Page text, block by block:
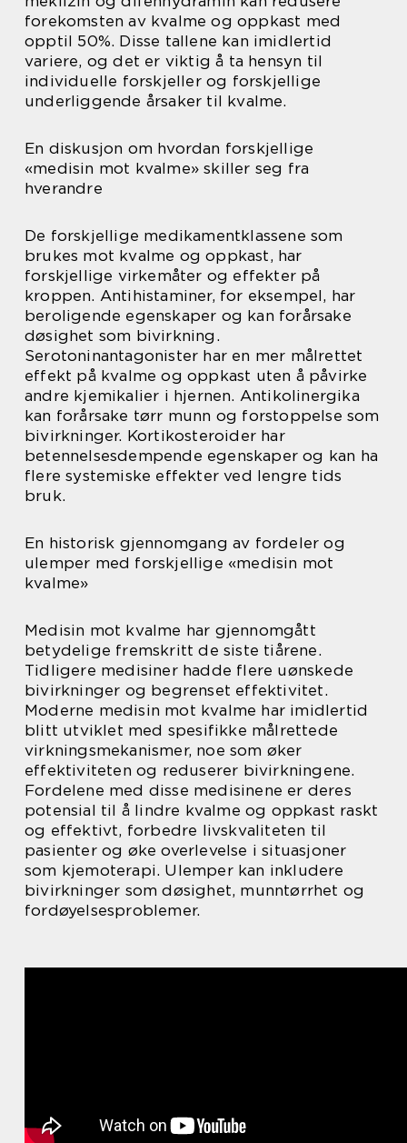
forekomsten av kvalme og oppkast med
opptil 50%. Disse tallene kan imidlertid
variere, og det er viktig å ta hensyn til
individuelle forskjeller og forskjellige
underliggende årsaker til kvalme.
En diskusjon om hvordan forskjellige
«medisin mot kvalme» skiller seg fra
hverandre
De forskjellige medikamentklassene som
brukes mot kvalme og oppkast, har
forskjellige virkemåter og effekter på
kroppen. Antihistaminer, for eksempel, har
beroligende egenskaper og kan forårsake
døsighet som bivirkning.
Serotoninantagonister har en mer målrettet
effekt på kvalme og oppkast uten å påvirke
andre kjemikalier i hjernen. Antikolinergika
kan forårsake tørr munn og forstoppelse som
bivirkninger. Kortikosteroider har
betennelsesdempende egenskaper og kan ha
flere systemiske effekter ved lengre tids
bruk.
En historisk gjennomgang av fordeler og
ulemper med forskjellige «medisin mot
kvalme»
Medisin mot kvalme har gjennomgått
betydelige fremskritt de siste tiårene.
Tidligere medisiner hadde flere uønskede
bivirkninger og begrenset effektivitet.
Moderne medisin mot kvalme har imidlertid
blitt utviklet med spesifikke målrettede
virkningsmekanismer, noe som øker
effektiviteten og reduserer bivirkningene.
Fordelene med disse medisinene er deres
potensial til å lindre kvalme og oppkast raskt
og effektivt, forbedre livskvaliteten til
pasienter og øke overlevelse i situasjoner
som kjemoterapi. Ulemper kan inkludere
bivirkninger som døsighet, munntørrhet og
fordøyelsesproblemer.